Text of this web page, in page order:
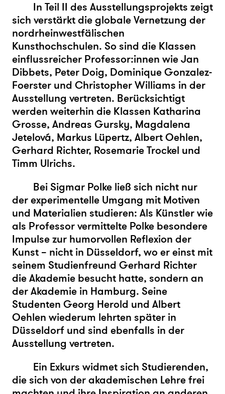
In Teil II des Ausstellungsprojekts zeigt
sich verstärkt die globale Vernetzung der
nordrheinwestfälischen
Kunsthochschulen. So sind die Klassen
einflussreicher Professor:innen wie Jan
Dibbets, Peter Doig, Dominique Gonzalez-
Foerster und Christopher Williams in der
Ausstellung vertreten. Berücksichtigt
werden weiterhin die Klassen Katharina
Grosse, Andreas Gursky, Magdalena
Jetelová, Markus Lüpertz, Albert Oehlen,
Gerhard Richter, Rosemarie Trockel und
Timm Ulrichs.
Bei Sigmar Polke ließ sich nicht nur
der experimentelle Umgang mit Motiven
und Materialien studieren: Als Künstler wie
als Professor vermittelte Polke besondere
Impulse zur humorvollen Reflexion der
Kunst – nicht in Düsseldorf, wo er einst mit
seinem Studienfreund Gerhard Richter
die Akademie besucht hatte, sondern an
der Akademie in Hamburg. Seine
Studenten Georg Herold und Albert
Oehlen wiederum lehrten später in
Düsseldorf und sind ebenfalls in der
Ausstellung vertreten.
Ein Exkurs widmet sich Studierenden,
die sich von der akademischen Lehre frei